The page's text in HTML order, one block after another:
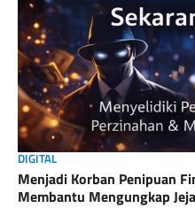
DIGITAL
Menjadi Korban Penipuan
Membantu Mengungkap